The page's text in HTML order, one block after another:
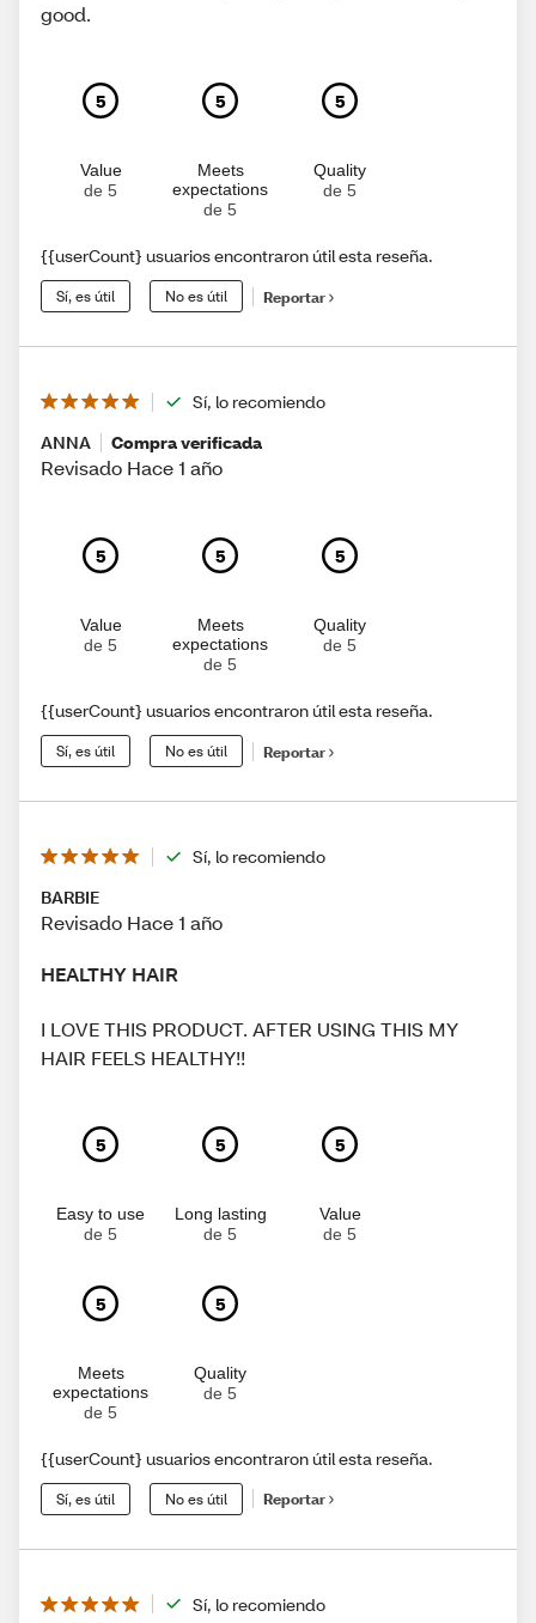
good.
5
Value
de 5
5
Meets
expectations
de 5
5
Quality
de 5
{{userCount} usuarios encontraron útil esta reseña.
Sí, es útil No es útil Reportar
Sí, lo recomiendo
ANNA
Compra verificada
Revisado Hace 1 año
5
Value
de 5
5
Meets
expectations
de 5
5
Quality
de 5
{{userCount} usuarios encontraron útil esta reseña.
Sí, es útil No es útil Reportar
Sí, lo recomiendo
BARBIE
Revisado Hace 1 año
HEALTHY HAIR
I LOVE THIS PRODUCT. AFTER USING THIS MY
HAIR FEELS HEALTHY!!
5
Easy to use
de 5
5
Long lasting
de 5
5
Value
de 5
5
Meets
expectations
de 5
5
Quality
de 5
{{userCount} usuarios encontraron útil esta reseña.
Sí, es útil No es útil Reportar
Sí, lo recomiendo